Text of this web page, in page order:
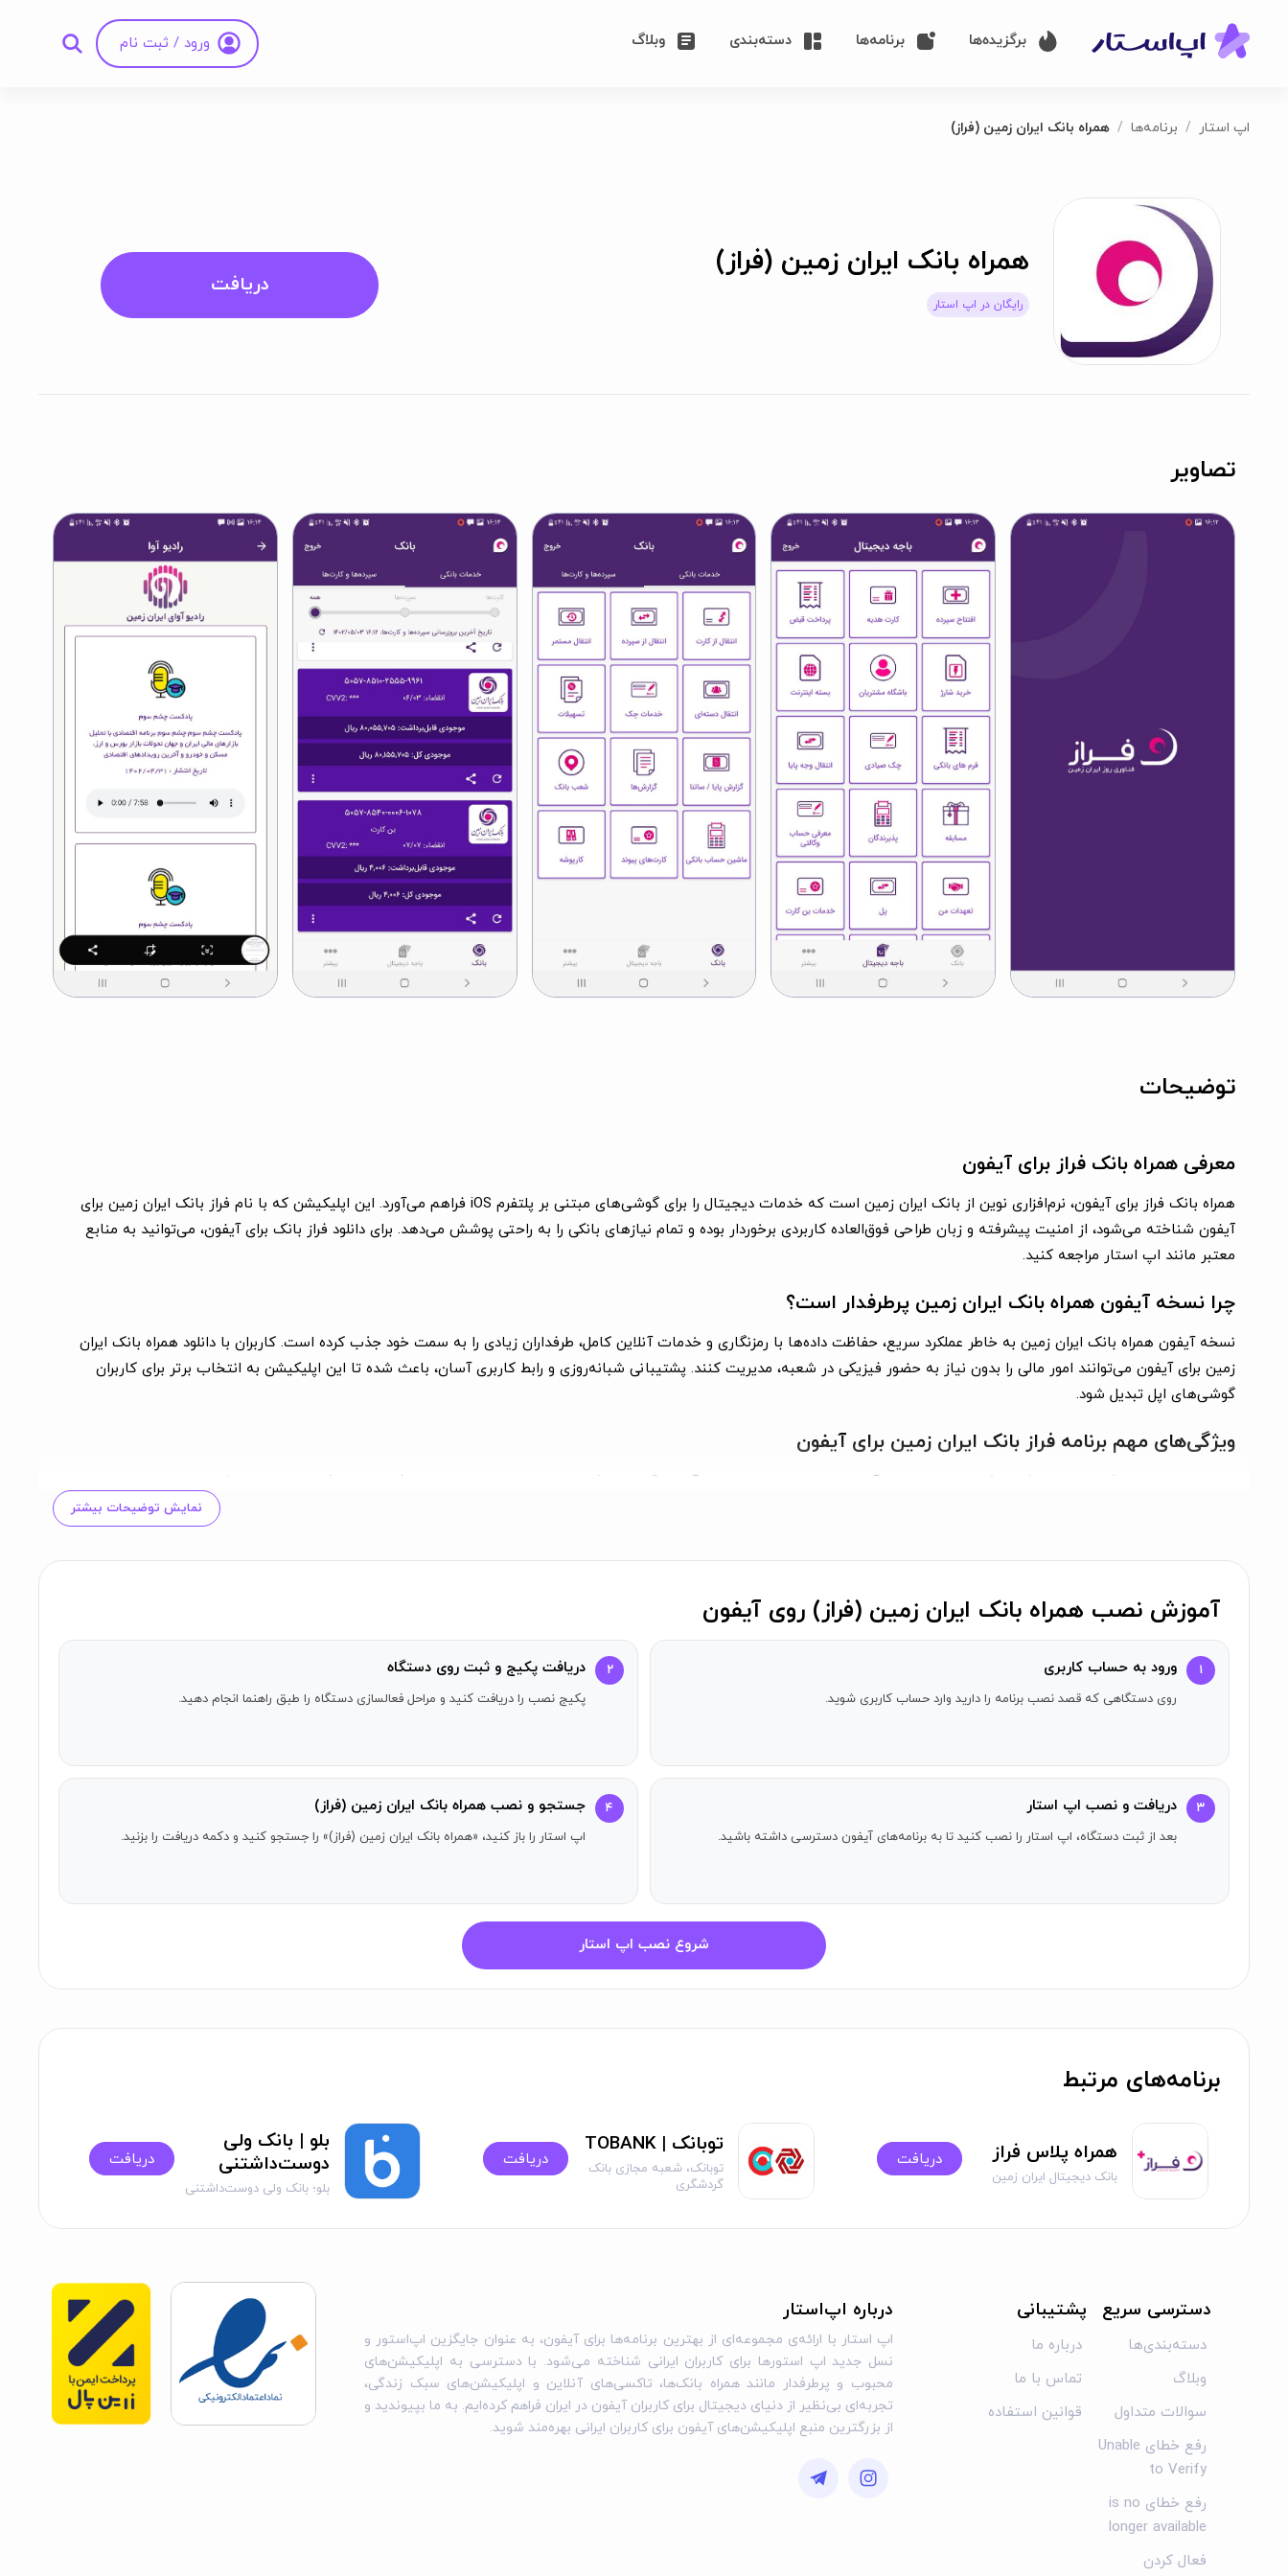
برگزیده‌ها برنامه‌ها دسته‌بندی وبلاگ ورود / ثبت نام
اپ استار برنامه‌ها همراه بانک ایران زمین (فراز)
همراه بانک ایران زمین (فراز)
رایگان در اپ استار
دریافت
تصاویر
توضیحات
معرفی همراه بانک فراز برای آیفون
همراه بانک فراز برای آیفون، نرم‌افزاری نوین از بانک ایران زمین است که خدمات دیجیتال را برای گوشی‌های مبتنی بر پلتفرم iOS فراهم می‌آورد. این اپلیکیشن که با نام فراز بانک ایران زمین برای
آیفون شناخته می‌شود، از امنیت پیشرفته و زبان طراحی فوق‌العاده کاربردی برخوردار بوده و تمام نیازهای بانکی را به راحتی پوشش می‌دهد. برای دانلود فراز بانک برای آیفون، می‌توانید به منابع
معتبر مانند اپ استار مراجعه کنید.
چرا نسخه آیفون همراه بانک ایران زمین پرطرفدار است؟
نسخه آیفون همراه بانک ایران زمین به خاطر عملکرد سریع، حفاظت داده‌ها با رمزنگاری و خدمات آنلاین کامل، طرفداران زیادی را به سمت خود جذب کرده است. کاربران با دانلود همراه بانک ایران
زمین برای آیفون می‌توانند امور مالی را بدون نیاز به حضور فیزیکی در شعبه، مدیریت کنند. پشتیبانی شبانه‌روزی و رابط کاربری آسان، باعث شده تا این اپلیکیشن به انتخاب برتر برای کاربران
گوشی‌های اپل تبدیل شود.
ویژگی‌های مهم برنامه فراز بانک ایران زمین برای آیفون
از جمله خدمات و امکانات برنامه فراز بانک ایران زمین برای آیفون می‌توان به انتقال وجه آسان (کارت به کارت، سپرده به سپرده یا موبایل)، خدمات چک صیادی مانند ثبت و استعلام، مدیریت
تسهیلات و اقساط، گزارش‌های گرافیکی تراکنش‌ها و ابزارهای محاسباتی بانکی اشاره کرد. همچنین امکان انجام پرداخت‌های روزانه مثل پرداخت قبوض و شارژ، بانکداری را هوشمندانه می‌کند.
دانلود همراه بانک ایران زمین با لینک مستقیم برای آیفون
دانلود همراه بانک ایران زمین با لینک مستقیم برای آیفون از طریق استورهای ایرانی مانند اپ استار یا سایت بانک ممکن است. این رویکرد کاملاً مستقیم و امن بوده و نسخه بروز همراه بانک فراز
برای آیفون را بدون دردسر ارائه می‌دهد. به این ترتیب می‌توانید اپلیکیشن همراه بانک ایران زمین را به‌راحتی روی گوشی خود نصب کنید.
آموزش نصب و فعال‌سازی فراز بانک برای آیفون
برای شروع، کافی است به اپلیکیشن اپ استار مراجعه کرده و فرایند دانلود فراز بانک آیفون را از این طریق پیگری کنید. پس از نصب، فعال‌سازی با افتتاح حساب آنلاین یا مراجعه به شعبه انجام
مشکلات رایج و راه‌حل اجرای فراز روی آیفون
مشکلات متداول مانند ارورهای ورود یا دسترسی غیرمجاز معمولاً با چک کردن اتصال اینترنت، آپدیت سیستم عامل یا تماس با مرکز تماس حل می‌شود. اگر برنامه کرش می‌کند، پیشنهاد می‌کنیم به
اپلیکیشن اپ مراجعه کرده و آن را بروزرسانی کنید. همچنین به خاطر داشته باشید که برای اجرای موبایل بانک ایران زمین، حداقل به iOS 12 یا نسخه‌های بالاتر نیاز خواهید داشت.
سوالات متداول همراه بانک ایران زمین برای آیفون
بانکی را ارائه می‌دهد. این برنامه با امنیت بالا و رابط کاربری ساده، استفاده از خدمات بانکداری به‌صورت غیرحضوری را آسان می‌کند.
بله، فعال‌سازی فراز بدون مراجعه به شعبه ممکن است؛ کاربران می‌توانند حساب را غیرحضوری افتتاح کنند و با ورود شماره موبایل و دریافت کد فعال‌سازی، اپ را راه‌اندازی کنند. این ویژگی از طریق
اپلیکیشن یا سایت بانک فراهم شده و فرآیند یاد شده کاملاً آنلاین است.
خطای "دسترسی غیرمجاز" معمولاً به دلیل مشکلات VPN، مجوزهای اپ یا اتصال اینترنت رخ می‌دهد؛ ابتدا VPN را خاموش کنید، مجوزهای اپ را در تنظیمات iOS چک کنید و در نهایت، اپ را
بروزرسانی کنید. اگر مشکل همچنان پابرجا بود، گوشی را یک بار ریستارت کرده و در صورت تداوم، با پشتیبانی بانک (۲۴۸۰۹) تماس بگیرید.
نسخه iOS فراز دست‌کم به iOS 12 یا نسخه‌های بالاتر نیاز دارد و بدون محدودیت‌های عمده ارائه می‌شود، اما ممکن است در گوشی‌های قدیمی‌تر عملکرد کندی داشته باشد. با دانلود این برنامه،
خدمات کاملی مانند انتقال وجه و چک در دسترس خواهد بود؛ اما به‌منظور برخورداری از امنیت بالا، پیشنهاد می‌کنیم اپلیکیشن را به‌صورت منظم بروزرسانی کنید.
بله، فراز بانک آیفون از رمز پویا (رمز دوم یکبار مصرف) پشتیبانی می‌کند و کاربران می‌توانند آن را از طریق اپ مربوطه مدیریت کنند. این ویژگی، امنیت تراکنش‌ها را افزایش داده و با رمزنگاری داده‌ها
ترکیب شده است.
نمایش توضیحات بیشتر
آموزش نصب همراه بانک ایران زمین (فراز) روی آیفون
۱ ورود به حساب کاربری
روی دستگاهی که قصد نصب برنامه را دارید وارد حساب کاربری شوید.
۲ دریافت پکیج و ثبت روی دستگاه
پکیج نصب را دریافت کنید و مراحل فعالسازی دستگاه را طبق راهنما انجام دهید.
۳ دریافت و نصب اپ استار
بعد از ثبت دستگاه، اپ استار را نصب کنید تا به برنامه‌های آیفون دسترسی داشته باشید.
۴ جستجو و نصب همراه بانک ایران زمین (فراز)
اپ استار را باز کنید، «همراه بانک ایران زمین (فراز)» را جستجو کنید و دکمه دریافت را بزنید.
شروع نصب اپ استار
برنامه‌های مرتبط
همراه پلاس فراز
بانک دیجیتال ایران زمین
دریافت
توبانک | TOBANK
توبانک، شعبه مجازی بانک
گردشگری
دریافت
بلو | بانک ولی
دوست‌داشتنی
بلو؛ بانک ولی دوست‌داشتنی
دریافت
دسترسی سریع
دسته‌بندی‌ها
وبلاگ
سوالات متداول
رفع خطای Unable
to Verify
رفع خطای is no
longer available
فعال کردن
پشتیبانی
درباره ما
تماس با ما
قوانین استفاده
درباره اپ‌استار
اپ استار با ارائه‌ی مجموعه‌ای از بهترین برنامه‌ها برای آیفون، به عنوان جایگزین اپ‌استور و
نسل جدید اپ استورها برای کاربران ایرانی شناخته می‌شود. با دسترسی به اپلیکیشن‌های
محبوب و پرطرفدار مانند همراه بانک‌ها، تاکسی‌های آنلاین و اپلیکیشن‌های سبک زندگی،
تجربه‌ای بی‌نظیر از دنیای دیجیتال برای کاربران آیفون در ایران فراهم کرده‌ایم. به ما بپیوندید و
از بزرگترین منبع اپلیکیشن‌های آیفون برای کاربران ایرانی بهره‌مند شوید.